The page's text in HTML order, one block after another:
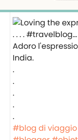
Adoro
India.
.
.
.
.
.
#blog di viaggio